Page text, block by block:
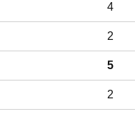
4
2
5
2